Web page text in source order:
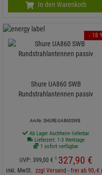
In den Warenkorb
Shure UA860 SWB
Rundstrahlantennen passiv
Art-Nr. SHURE-UA860SWB
Ab Lager Aschheim lieferbar
Lieferzeit: 1-3 Werktage
1 sofort verfügbar
UVP: 399,00 € 1 327,90 €
inkl. MwSt. zzgl Versand - frei ab 90,-€
- 18